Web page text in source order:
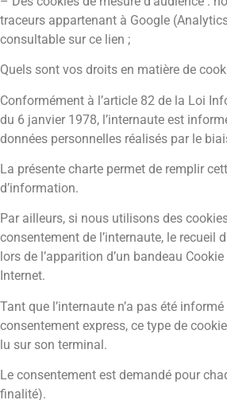
traceurs appartenant à Google
consultable sur ce lien ;
Quels sont vos droits en matière de
Conformément à l’article 82 de la Loi
du 6 janvier 1978, l’internaute est
données personnelles réalisés par le
La présente charte permet de remplir
d’information.
Par ailleurs, si nous utilisons des
consentement de l’internaute, le recueil
lors de l’apparition d’un bandeau
Internet.
Tant que l’internaute n’a pas été
consentement express, ce type de
lu sur son terminal.
Le consentement est demandé pour
finalité).